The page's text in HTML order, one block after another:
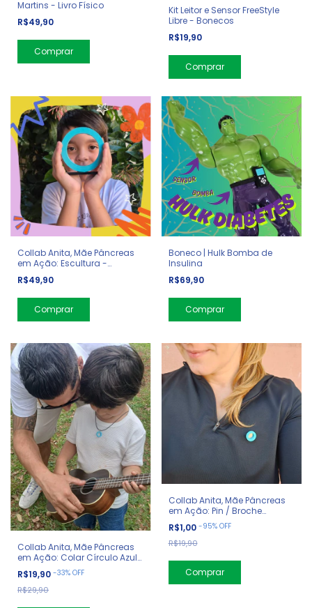
Martins - Livro Físico
R$49,90
Kit Leitor e Sensor FreeStyle
Libre - Bonecos
R$19,90
Comprar
Collab Anita, Mãe Pâncreas
em Ação: Escultura -
Símbolo Diabetes
R$49,90
Boneco | Hulk Bomba de
Insulina
R$69,90
Collab Anita, Mãe Pâncreas
em Ação: Colar Círculo Azul
Diabetes
R$19,90 -33% OFF
R$29,90
Collab Anita, Mãe Pâncreas
em Ação: Pin / Broche
Círculo Mundial do Diabetes
R$1,00 -95% OFF
R$19,90